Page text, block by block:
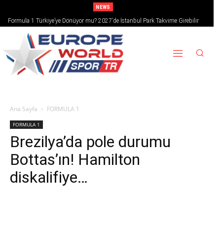
NEWS
Formula 1 Türkiye’ye Dönüyor mu? 2027’de İstanbul Park Takvime Girebilir
Ana Sayfa FORMULA 1
FORMULA 1
Brezilya’da pole durumu
Bottas’ın! Hamilton
diskalifiye…